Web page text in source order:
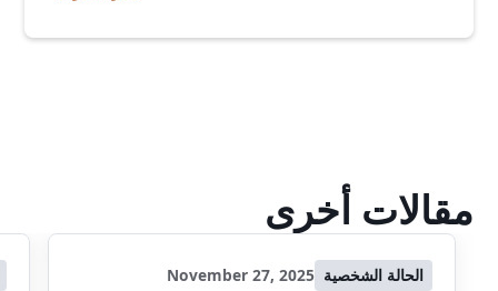
مقالات أخرى
الحالة الشخصية November 27, 2025